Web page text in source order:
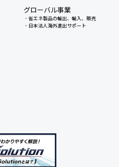
グローバル事業
・省エネ製品の輸出、輸入、販売
・ 日本法人海外進出サポート